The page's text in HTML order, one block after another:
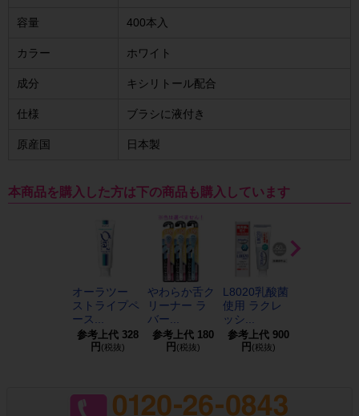
容量 400本入
カラー ホワイト
成分 キシリトール配合
仕様 ブラシに液付き
原産国 日本製
本商品を購入した方は下の商品も購入しています
オーラツー
ストライプペ
ース...
参考上代 328
円 (税抜)
やわらか舌ク
リーナー ラ
バー...
参考上代 180
円 (税抜)
L8020乳酸菌
使用 ラクレ
ッシ...
参考上代 900
円 (税抜)